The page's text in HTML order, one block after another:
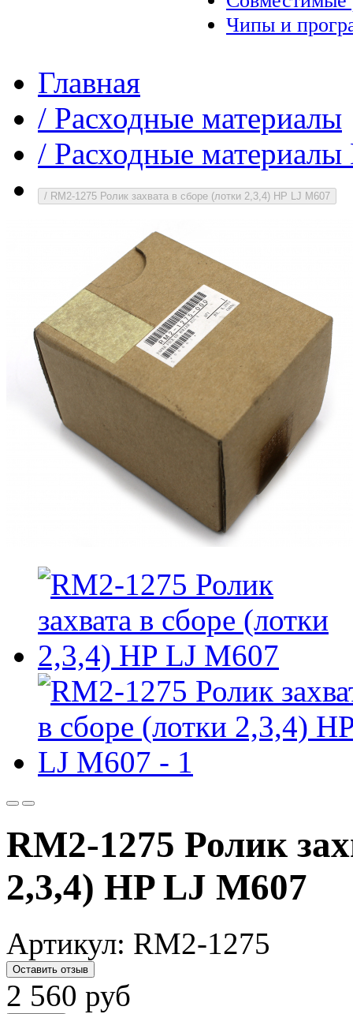
Чипы и
Главная
/ Расходные материалы
/ Расходные
/ RM2-1275 Ролик захвата в сборе (лотки 2,3,4) HP LJ M607
RM2-1275 Ролик
2,3,4) HP LJ M607
Артикул: RM2-1275
Оставить отзыв
2 560 руб